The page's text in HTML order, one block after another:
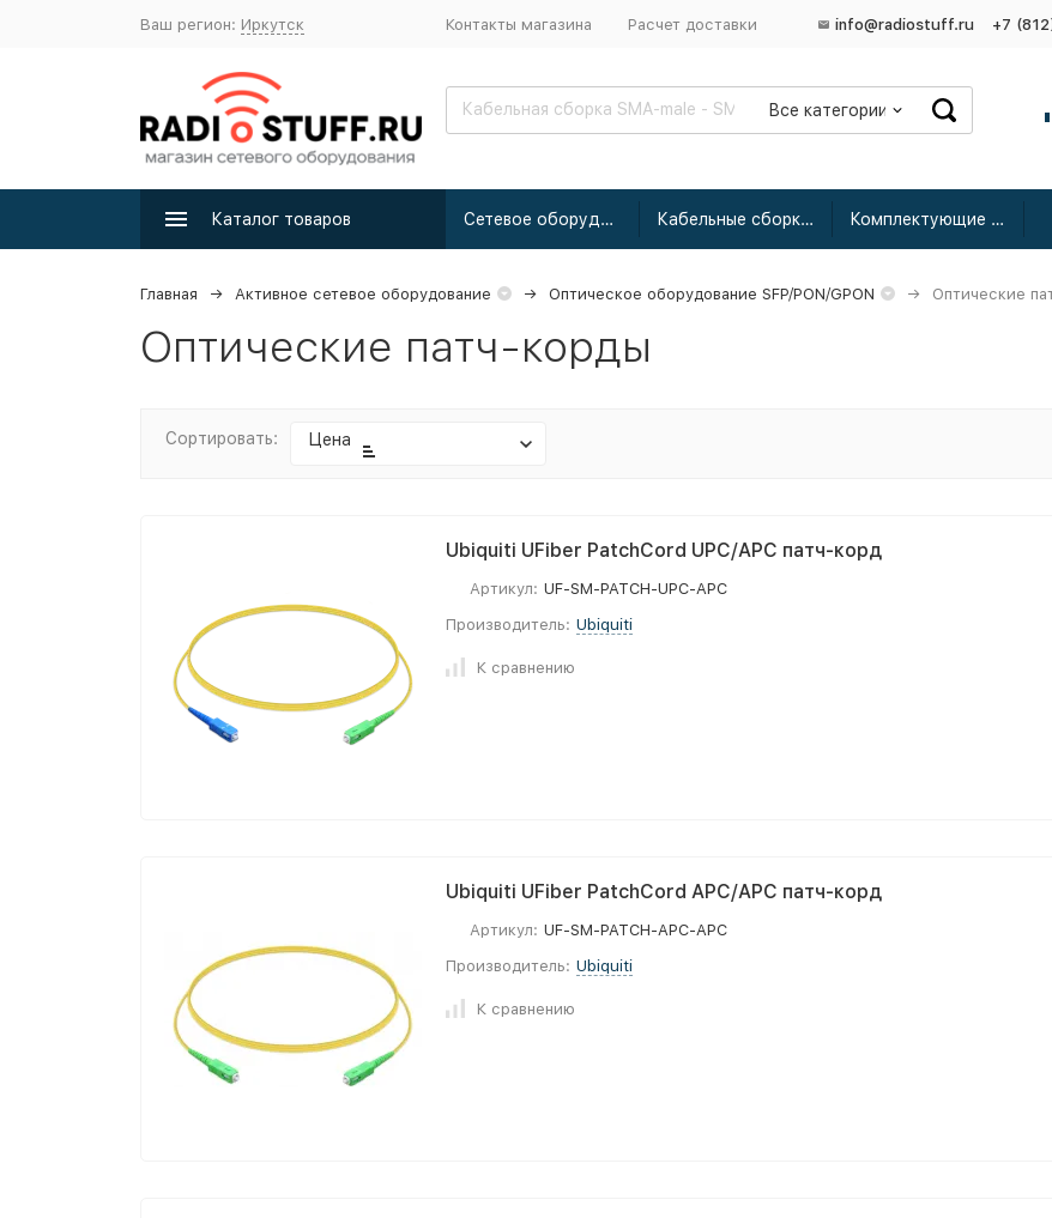
Ваш регион: Иркутск Контакты магазина Расчет доставки info@radiostuff.ru +7
Все категории
Каталог товаров Сетевое оборудование Кабельные сборки радиочастотные Комплектующие для усиления
Главная Активное сетевое оборудование Оптическое оборудование SFP/PON/GPON Оптические
Оптические патч-корды
Сортировать: Цена
Ubiquiti UFiber PatchCord UPC/APC патч-корд
Артикул: UF-SM-PATCH-UPC-APC
Производитель: Ubiquiti
К сравнению
Ubiquiti UFiber PatchCord APC/APC патч-корд
Артикул: UF-SM-PATCH-APC-APC
Производитель: Ubiquiti
К сравнению